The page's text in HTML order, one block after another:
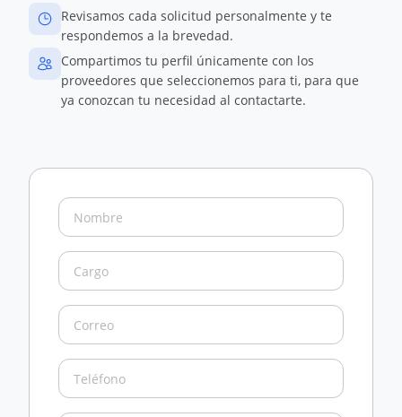
Revisamos cada solicitud personalmente y te
respondemos a la brevedad.
Compartimos tu perfil únicamente con los
proveedores que seleccionemos para ti, para que
ya conozcan tu necesidad al contactarte.